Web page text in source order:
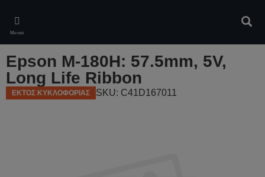
main
content
Μενού
Epson M-180H: 57.5mm, 5V,
Long Life Ribbon
ΕΚΤΟΣ ΚΥΚΛΟΦΟΡΙΑΣ SKU: C41D167011